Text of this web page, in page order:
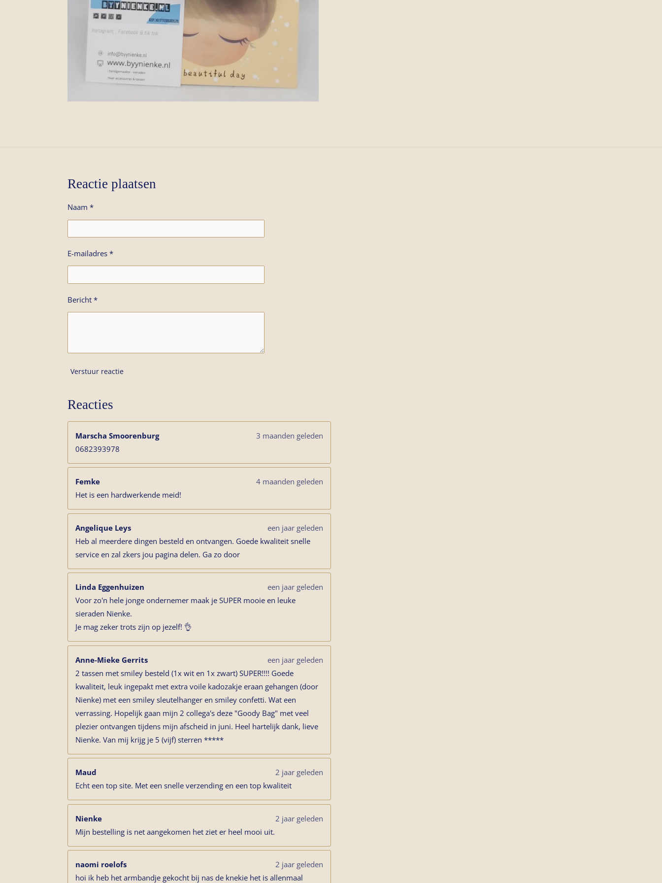
Reactie plaatsen
Naam *
E-mailadres *
Bericht *
Verstuur reactie
Reacties
Marscha Smoorenburg
3 maanden geleden
0682393978
Femke
4 maanden geleden
Het is een hardwerkende meid!
Angelique Leys
een jaar geleden
Heb al meerdere dingen besteld en ontvangen. Goede kwaliteit snelle
service en zal zkers jou pagina delen. Ga zo door
Linda Eggenhuizen
een jaar geleden
Voor zo'n hele jonge ondernemer maak je SUPER mooie en leuke
sieraden Nienke.
Je mag zeker trots zijn op jezelf! 👌
Anne-Mieke Gerrits
een jaar geleden
2 tassen met smiley besteld (1x wit en 1x zwart) SUPER!!!! Goede
kwaliteit, leuk ingepakt met extra voile kadozakje eraan gehangen (door
Nienke) met een smiley sleutelhanger en smiley confetti. Wat een
verrassing. Hopelijk gaan mijn 2 collega's deze "Goody Bag" met veel
plezier ontvangen tijdens mijn afscheid in juni. Heel hartelijk dank, lieve
Nienke. Van mij krijg je 5 (vijf) sterren *****
Maud
2 jaar geleden
Echt een top site. Met een snelle verzending en een top kwaliteit
Nienke
2 jaar geleden
Mijn bestelling is net aangekomen het ziet er heel mooi uit.
naomi roelofs
2 jaar geleden
hoi ik heb het armbandje gekocht bij nas de knekie het is allenmaal